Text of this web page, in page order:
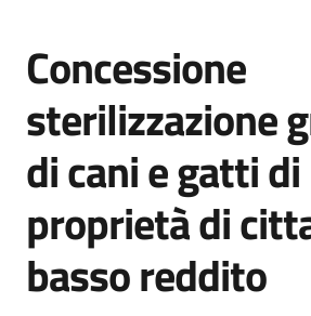
Concessione
sterilizzazione
di cani e gatti di
proprietà di
basso reddito